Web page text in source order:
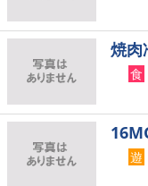
焼肉
食
遊